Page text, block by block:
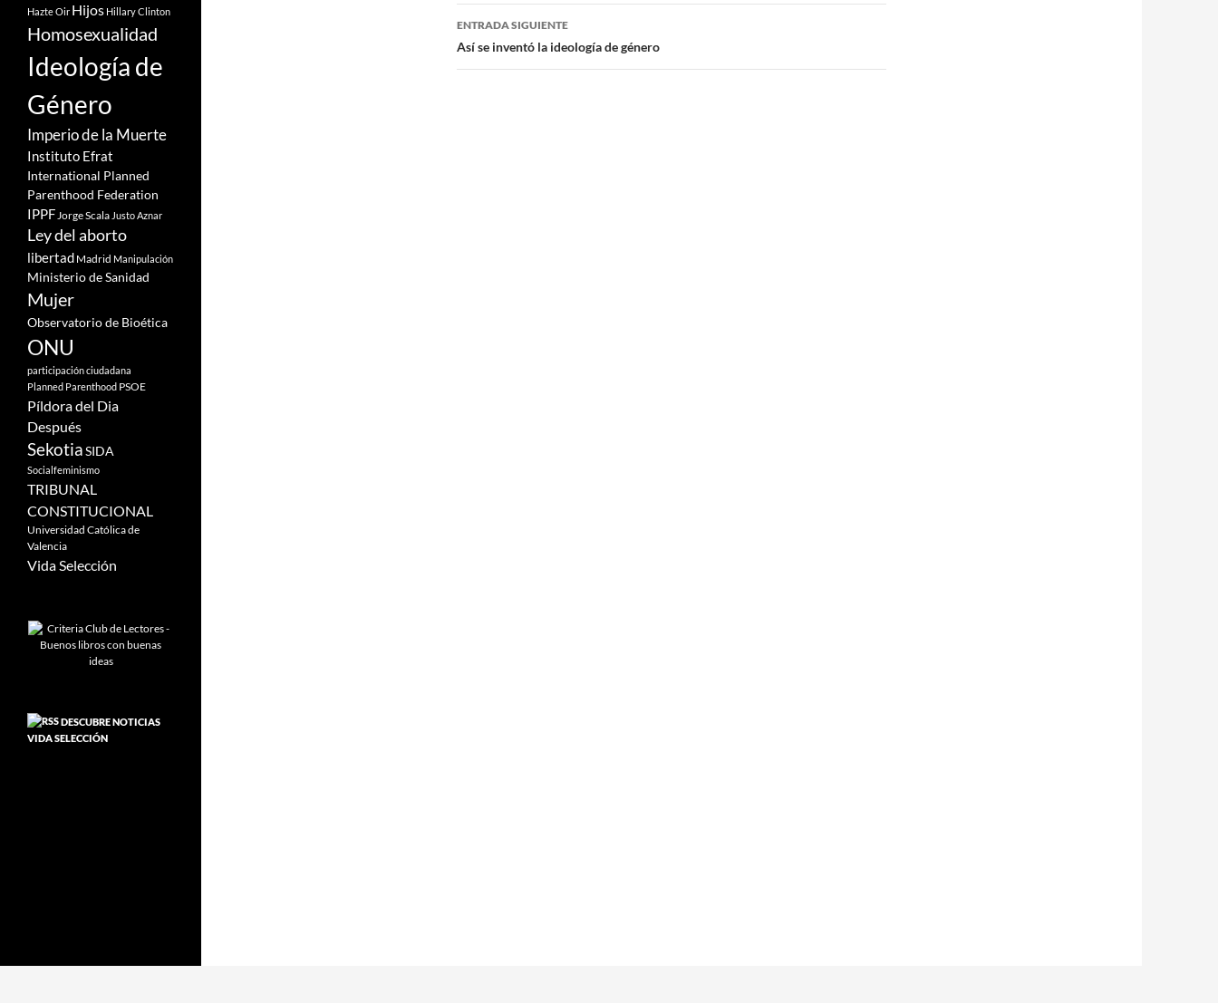
entradas
ENTRADA SIGUIENTE
Así se inventó la ideología de género
Hazte Oir Hijos Hillary Clinton
Homosexualidad
Ideología de
Género
Imperio de la Muerte
Instituto Efrat
International Planned
Parenthood Federation
IPPFJorge Scala Justo Aznar
Ley del aborto
libertad Madrid Manipulación
Ministerio de Sanidad
Mujer
Observatorio de Bioética
ONU
participación ciudadana
Planned Parenthood PSOE
Píldora del Dia
Después
SekotiaSIDA
Socialfeminismo
TRIBUNAL
CONSTITUCIONAL
Universidad Católica de
Valencia
Vida Selección
DESCUBRE NOTICIAS
VIDA SELECCIÓN